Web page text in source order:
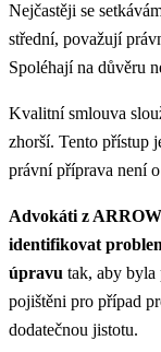
Nejčastěji se
střední, považují
Spoléhají na důvěru
Kvalitní smlouva
zhorší. Tento přístup
právní příprava není
Advokáti z
identifikovat
úpravu tak, aby byla
pojištěni pro případ
dodatečnou jistotu.